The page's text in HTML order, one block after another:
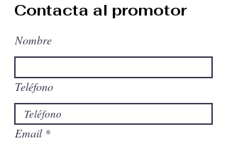
Contacta al promotor
Nombre
Teléfono
Email